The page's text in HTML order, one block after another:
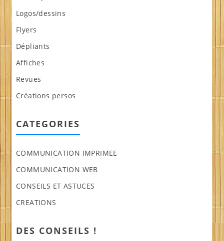
Logos/dessins
Flyers
Dépliants
Affiches
Revues
Créations persos
CATEGORIES
COMMUNICATION IMPRIMEE
COMMUNICATION WEB
CONSEILS ET ASTUCES
CREATIONS
DES CONSEILS !